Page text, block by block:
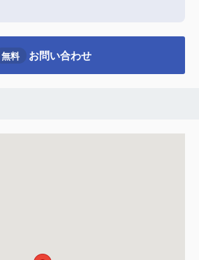
無料 お問い合わせ